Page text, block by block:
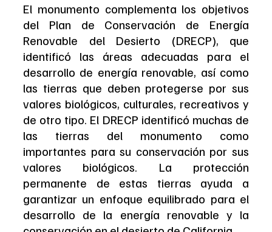
El monumento complementa los objetivos
del Plan de Conservación de Energía
Renovable del Desierto (DRECP), que
identificó las áreas adecuadas para el
desarrollo de energía renovable, así como
las tierras que deben protegerse por sus
valores biológicos, culturales, recreativos y
de otro tipo. El DRECP identificó muchas de
las tierras del monumento como
importantes para su conservación por sus
valores biológicos. La protección
permanente de estas tierras ayuda a
garantizar un enfoque equilibrado para el
desarrollo de la energía renovable y la